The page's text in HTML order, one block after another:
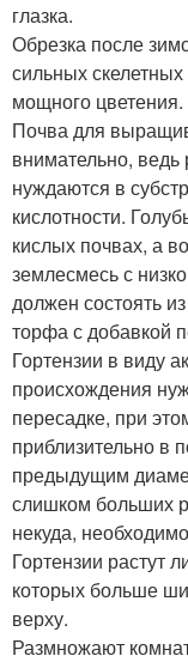
глазка.
Обрезка после
сильных
мощного цветения.
Почва для
внимательно, ведь
нуждаются в
кислотности.
кислых почвах, а
землесмесь с
должен состоять
торфа с добавкой
Гортензии в виду
происхождения
пересадке, при
приблизительно в
предыдущим
слишком больших
некуда,
Гортензии растут
которых больше
верху.
Размножают